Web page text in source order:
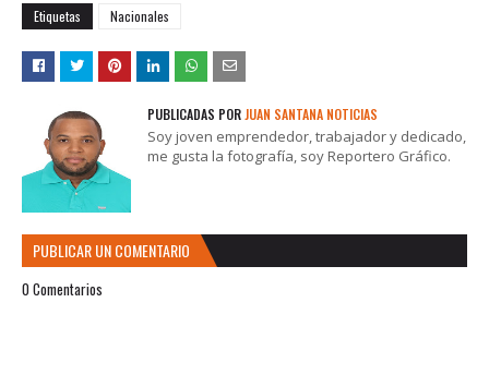
Etiquetas Nacionales
PUBLICADAS PORJUAN SANTANA NOTICIAS
Soy joven emprendedor, trabajador y dedicado,
me gusta la fotografía, soy Reportero Gráfico.
PUBLICAR UN COMENTARIO
0 Comentarios